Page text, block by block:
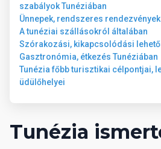
szabályok Tunéziában
Ünnepek, rendszeres
A tunéziai szállásokról általában
Szórakozási, kikapcsolódási
Gasztronómia, étkezés Tunéziában
Tunézia főbb turisztikai célpontjai,
üdülőhelyei
Tunézia